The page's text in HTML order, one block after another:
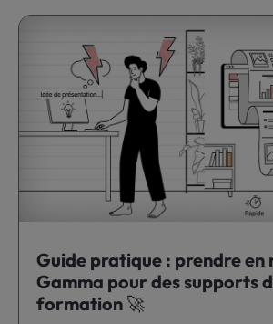
Guide pratique : prendre en
Gamma pour des supports
formation 🚀